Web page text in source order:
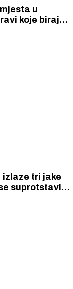
u
biraju
suprotstaviti